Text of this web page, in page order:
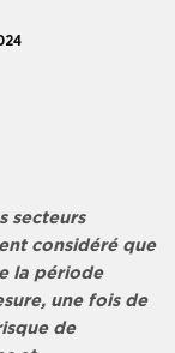
secteurs
considéré que
la période
une fois de
de